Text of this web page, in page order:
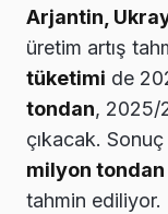
Arjantin,
üretim artış
tüketimi de
tondan, 2025/
çıkacak.
milyon tondan
tahmin ediliyor.